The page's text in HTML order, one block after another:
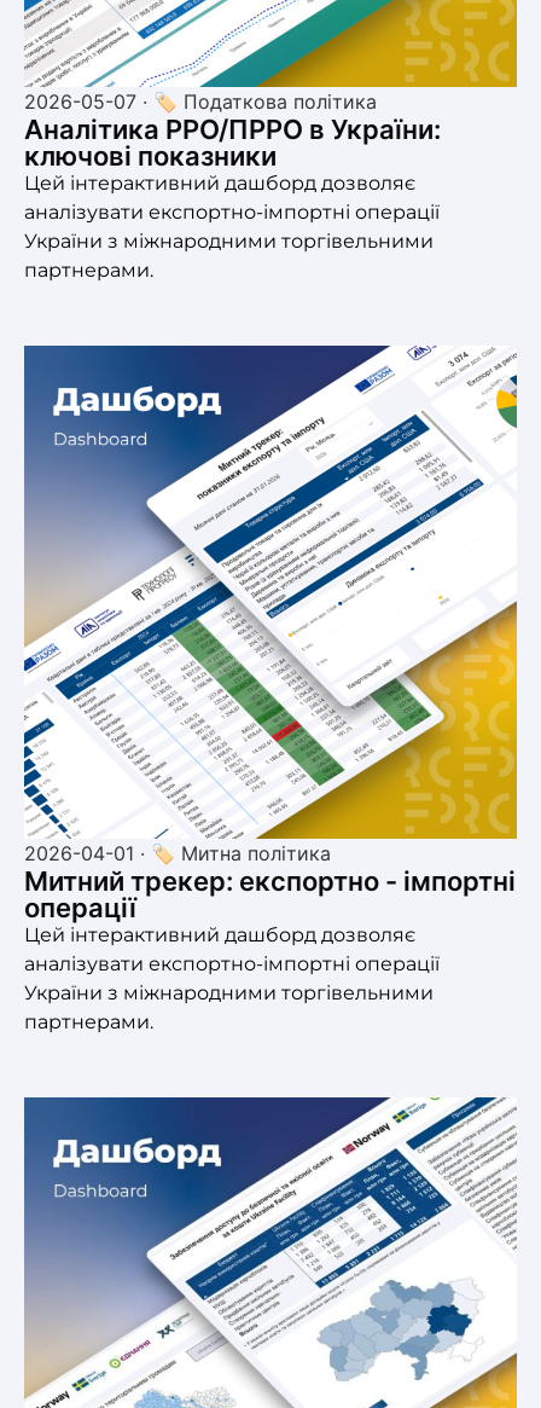
2026-05-07 · 🏷 Податкова політика
Аналітика РРО/ПРРО в України:
ключові показники
Цей інтерактивний дашборд дозволяє
аналізувати експортно-імпортні операції
України з міжнародними торгівельними
партнерами.
2026-04-01 · 🏷 Митна політика
Митний трекер: експортно - імпортні
операції
Цей інтерактивний дашборд дозволяє
аналізувати експортно-імпортні операції
України з міжнародними торгівельними
партнерами.